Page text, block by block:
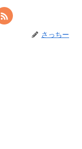
さっちー